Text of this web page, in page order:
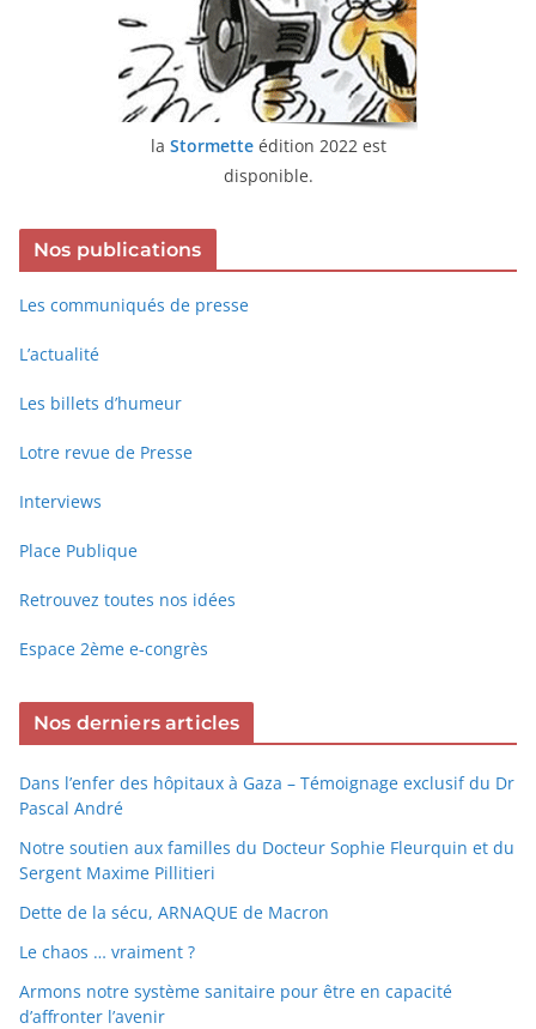
la Stormetteédition 2022 est
disponible.
Nos publications
Les communiqués de presse
L’actualité
Les billets d’humeur
Lotre revue de Presse
Interviews
Place Publique
Retrouvez toutes nos idées
Espace 2ème e-congrès
Nos derniers articles
Dans l’enfer des hôpitaux à Gaza – Témoignage exclusif du Dr
Pascal André
Notre soutien aux familles du Docteur Sophie Fleurquin et du
Sergent Maxime Pillitieri
Dette de la sécu, ARNAQUE de Macron
Le chaos … vraiment ?
Armons notre système sanitaire pour être en capacité
d’affronter l’avenir